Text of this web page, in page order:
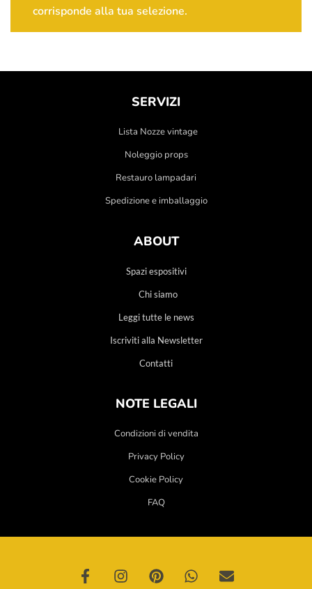
corrisponde alla tua selezione.
SERVIZI
Lista Nozze vintage
Noleggio props
Restauro lampadari
Spedizione e imballaggio
ABOUT
Spazi espositivi
Chi siamo
Leggi tutte le news
Iscriviti alla Newsletter
Contatti
NOTE LEGALI
Condizioni di vendita
Privacy Policy
Cookie Policy
FAQ